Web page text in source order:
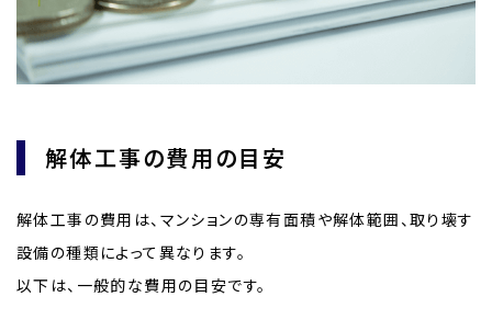
解体工事の費用の目安
解体工事の費用は、マンションの専有面積や解体範囲、取り壊す
設備の種類によって異なります。
以下は、一般的な費用の目安です。